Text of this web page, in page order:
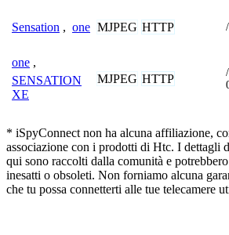
Sensation , one MJPEG HTTP
one ,
SENSATION
XE
MJPEG HTTP
* iSpyConnect non ha alcuna affiliazione,
associazione con i prodotti di Htc. I dettagli
qui sono raccolti dalla comunità e
inesatti o obsoleti. Non forniamo alcuna
che tu possa connetterti alle tue telecamere